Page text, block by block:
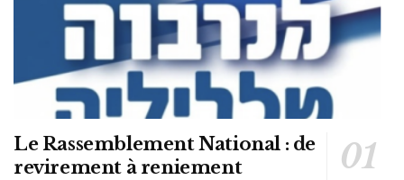
Le Rassemblement National : de
revirement à reniement